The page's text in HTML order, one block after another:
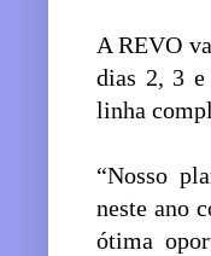
A REVO
dias 2, 3 e
linha
“Nosso
neste ano
ótima